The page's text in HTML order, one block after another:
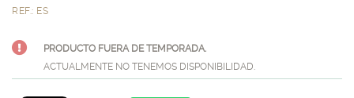
REF.: ES
PRODUCTO FUERA DE TEMPORADA.
ACTUALMENTE NO TENEMOS DISPONIBILIDAD.